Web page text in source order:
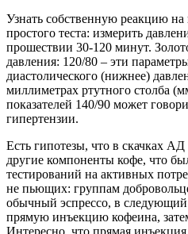
Узнать собственную реакцию
простого теста: измерить
прошествии 30-120 минут.
давления: 120/80 – эти
диастолического (нижнее)
миллиметрах ртутного столба
показателей 140/90 может
гипертензии.
Есть гипотезы, что в скачках
другие компоненты кофе, что
тестирований на активных
не пьющих: группам
обычный эспрессо, в следующий
прямую инъекцию кофеина,